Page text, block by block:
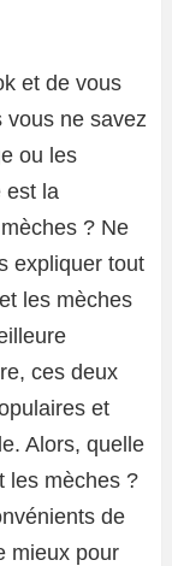
et de vous
vous ne savez
ou les
est la
? Ne
expliquer tout
les mèches
ces deux
et
Alors, quelle
les mèches ?
de
mieux pour